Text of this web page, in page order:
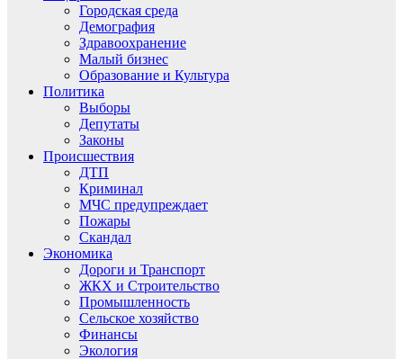
Городская среда
Демография
Здравоохранение
Малый бизнес
Образование и Культура
Политика
Выборы
Депутаты
Законы
Происшествия
ДТП
Криминал
МЧС предупреждает
Пожары
Скандал
Экономика
Дороги и Транспорт
ЖКХ и Строительство
Промышленность
Сельское хозяйство
Финансы
Экология